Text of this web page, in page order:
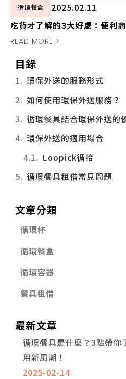
循環餐盒
2025.02.11
吃貨才了解的3大好處：便利
READ MORE >
目錄
環保外送的服務形式
如何使用環保外送服務？
循環餐具結合環保外送的
環保外送的適用場合
Loopick循拾
循環餐具租借常見問題
文章分類
循環杯
循環餐盒
循環容器
餐具租借
最新文章
循環餐具是什麼？3點帶你
用新風潮！
2025-02-14